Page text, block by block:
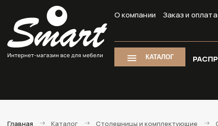
О компании Заказ и оплата
КАТАЛОГ
Главная Каталог Столешницы и комплектующие